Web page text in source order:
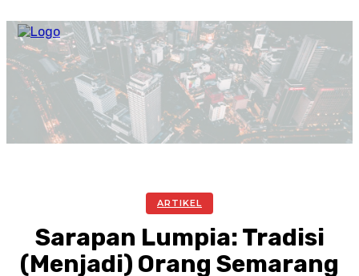
ARTIKEL
Sarapan Lumpia: Tradisi
(Menjadi) Orang Semarang